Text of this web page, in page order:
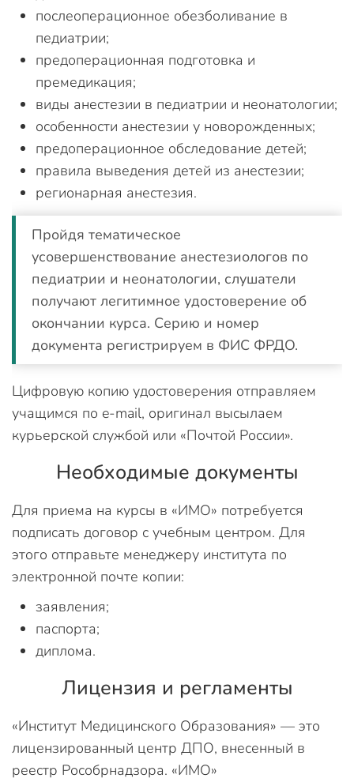
послеоперационное обезболивание в
педиатрии;
предоперационная подготовка и
премедикация;
виды анестезии в педиатрии и неонатологии;
особенности анестезии у новорожденных;
предоперационное обследование детей;
правила выведения детей из анестезии;
регионарная анестезия.
Пройдя тематическое
усовершенствование анестезиологов по
педиатрии и неонатологии, слушатели
получают легитимное удостоверение об
окончании курса. Серию и номер
документа регистрируем в ФИС ФРДО.
Цифровую копию удостоверения отправляем
учащимся по e-mail, оригинал высылаем
курьерской службой или «Почтой России».
Необходимые документы
Для приема на курсы в «ИМО» потребуется
подписать договор с учебным центром. Для
этого отправьте менеджеру института по
электронной почте копии:
заявления;
паспорта;
диплома.
Лицензия и регламенты
«Институт Медицинского Образования» — это
лицензированный центр ДПО, внесенный в
реестр Рособрнадзора. «ИМО»